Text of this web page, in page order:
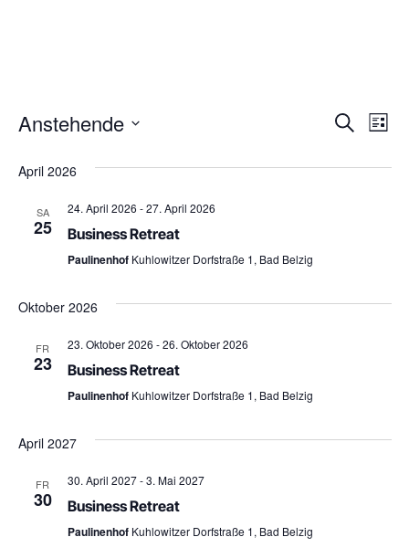
Suche
SucheListe
Anstehende
April 2026
SA
25
24. April 2026 -27. April 2026
Business Retreat
Paulinenhof Kuhlowitzer Dorfstraße 1, Bad Belzig
Oktober 2026
FR
23
23. Oktober 2026 -26. Oktober 2026
Business Retreat
Paulinenhof Kuhlowitzer Dorfstraße 1, Bad Belzig
April 2027
FR
30
30. April 2027-3. Mai 2027
Business Retreat
Paulinenhof Kuhlowitzer Dorfstraße 1, Bad Belzig